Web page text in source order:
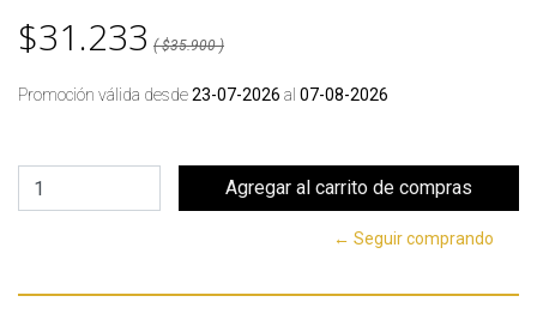
$31.233 ( $35.900 )
Promoción válida desde23-07-2026 al 07-08-2026
← Seguir comprando